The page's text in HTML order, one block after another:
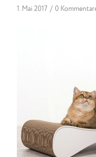
1. Mai 2017 / 0